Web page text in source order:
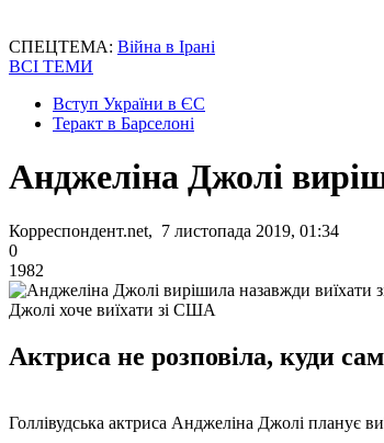
СПЕЦТЕМА: Війна в Ірані
ВСІ ТЕМИ
Вступ України в ЄС
Теракт в Барселоні
Анджеліна Джолі
Корреспондент.net, 7 листопада 2019, 01:34
0
1982
Джолі хоче виїхати зі США
Актриса не розповіла, куди
Голлівудська актриса Анджеліна Джолі планує